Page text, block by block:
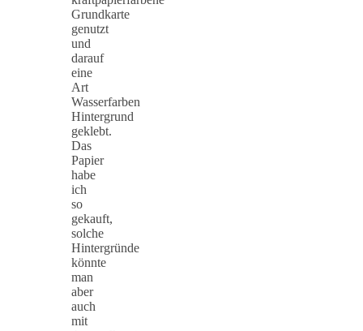
Grundkarte
genutzt
und
darauf
eine
Art
Wasserfarben
Hintergrund
geklebt.
Das
Papier
habe
ich
so
gekauft,
solche
Hintergründe
könnte
man
aber
auch
mit